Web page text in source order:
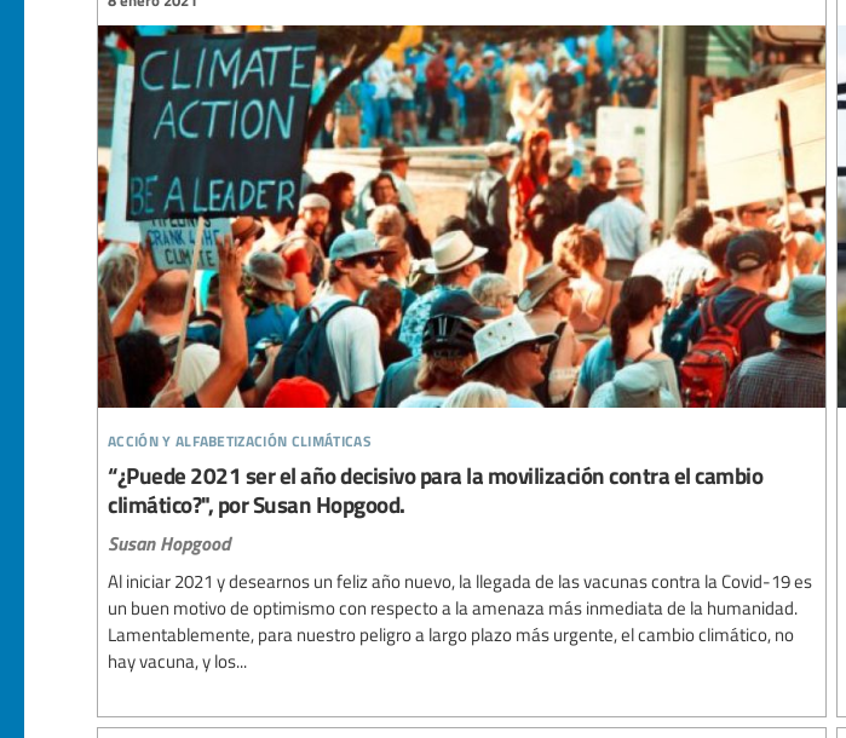
acción y alfabetización climáticas
“¿Puede 2021 ser el año decisivo para la movilización contra el cambio
climático?", por Susan Hopgood.
Susan Hopgood
Al iniciar 2021 y desearnos un feliz año nuevo, la llegada de las vacunas contra la Covid-19 es
un buen motivo de optimismo con respecto a la amenaza más inmediata de la humanidad.
Lamentablemente, para nuestro peligro a largo plazo más urgente, el cambio climático, no
hay vacuna, y los...